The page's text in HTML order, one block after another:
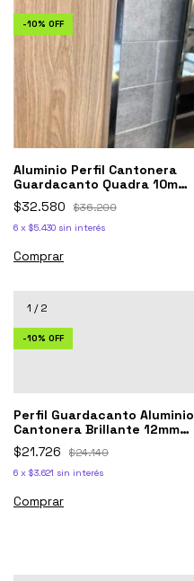
-10% OFF
Aluminio Perfil Cantonera
Guardacanto Quadra 10mm
Atrim 3421
$32.580 $36.200
6 x $5.430 sin interés
1 /2
-10% OFF
Perfil Guardacanto Aluminio
Cantonera Brillante 12mm-
Gab12
$21.726 $24.140
6 x $3.621 sin interés